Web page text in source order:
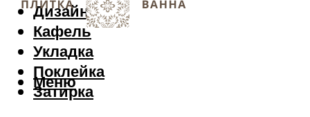
Дизайн
Кафель
Укладка
Поклейка
Затирка
Меню